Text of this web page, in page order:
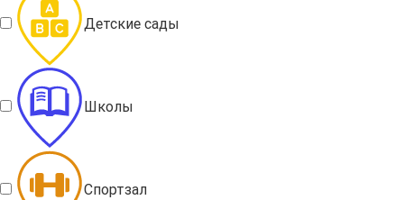
Детские сады
Школы
Спортзал